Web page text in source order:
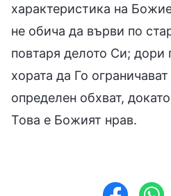
характеристика на
не обича да върви по
повтаря делото Си; дори
хората да Го
определен обхват,
Това е Божият нрав.